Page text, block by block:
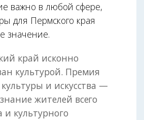
важно в любой сфере,
для Пермского края
значение.
край исконно
культурой. Премия
и искусства —
жителей всего
и культурного